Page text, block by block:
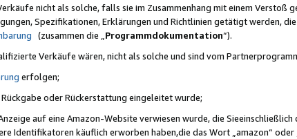
nicht als solche, falls sie im Zusammenhang mit einem Verstoß
Spezifikationen, Erklärungen und Richtlinien getätigt werden,
(zusammen die „ Programmdokumentation“).
Verkäufe wären, nicht als solche und sind vom
erfolgen;
oder Rückerstattung eingeleitet wurde;
auf eine Amazon-Website verwiesen wurde, die Sieeinschließlich
Identifikatoren käuflich erworben haben,die das Wort „amazon“